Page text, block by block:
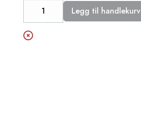
DecreaseIncreaseLegg til handlekurv